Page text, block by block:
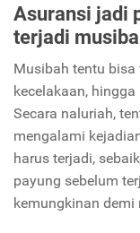
Asuransi jadi
terjadi
Musibah tentu
kecelakaan,
Secara naluriah,
mengalami
harus terjadi,
payung sebelum
kemungkinan